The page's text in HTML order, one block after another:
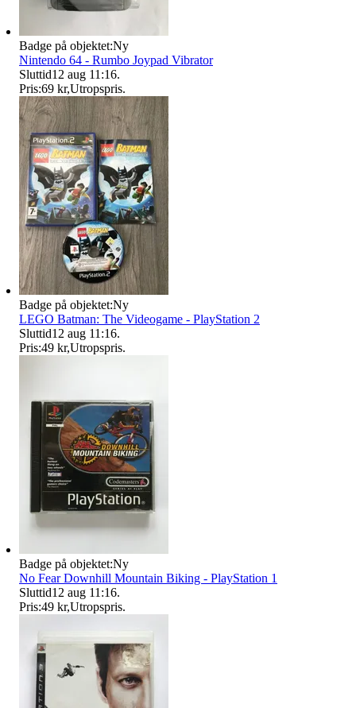
Badge på objektet:Ny
Nintendo 64 - Rumbo Joypad Vibrator
Sluttid12 aug 11:16.
Pris:69 kr,Utropspris.
Badge på objektet:Ny
LEGO Batman: The Videogame - PlayStation 2
Sluttid12 aug 11:16.
Pris:49 kr,Utropspris.
Badge på objektet:Ny
No Fear Downhill Mountain Biking - PlayStation 1
Sluttid12 aug 11:16.
Pris:49 kr,Utropspris.